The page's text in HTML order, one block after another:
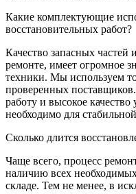
Какие комплектующие
восстановительных работ?
Качество запасных
ремонте, имеет огромное
техники. Мы используем
проверенных
работу и высокое
необходимо для
Сколько длится
Чаще всего, процесс
наличию всех
складе. Тем не менее, в